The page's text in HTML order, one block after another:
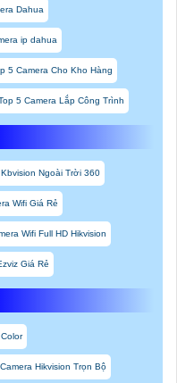
Dahua
ip dahua
5 Camera Cho Kho Hàng
5 Camera Lắp Công Trình
Ngoài Trời 360
Wifi Giá Rẻ
Wifi Full HD Hikvision
Giá Rẻ
Hikvision Trọn Bộ